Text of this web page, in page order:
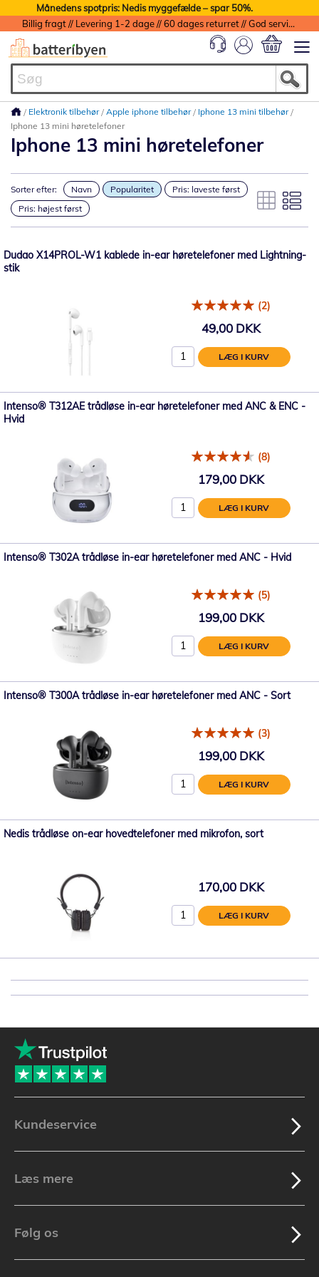
Månedens spotpris: Nedis myggefælde – spar 50%.
Billig fragt // Levering 1-2 dage // 60 dages returret // God service med garanti
Elektronik tilbehør Apple iphone tilbehør
Iphone 13 mini tilbehør
Iphone 13 mini høretelefoner
Iphone 13 mini høretelefoner
Sorter efter: Navn Popularitet
Pris: laveste først
Pris: højest først
Dudao X14PROL-W1 kablede in-ear høretelefoner med Lightning-
stik
(2)
49,00 DKK
LÆG I KURV
Intenso® T312AE trådløse in-ear høretelefoner med ANC & ENC -
Hvid
(8)
179,00 DKK
LÆG I KURV
Intenso® T302A trådløse in-ear høretelefoner med ANC - Hvid
(5)
199,00 DKK
LÆG I KURV
Intenso® T300A trådløse in-ear høretelefoner med ANC - Sort
(3)
199,00 DKK
LÆG I KURV
Nedis trådløse on-ear hovedtelefoner med mikrofon, sort
170,00 DKK
LÆG I KURV
Kundeservice
Læs mere
Følg os